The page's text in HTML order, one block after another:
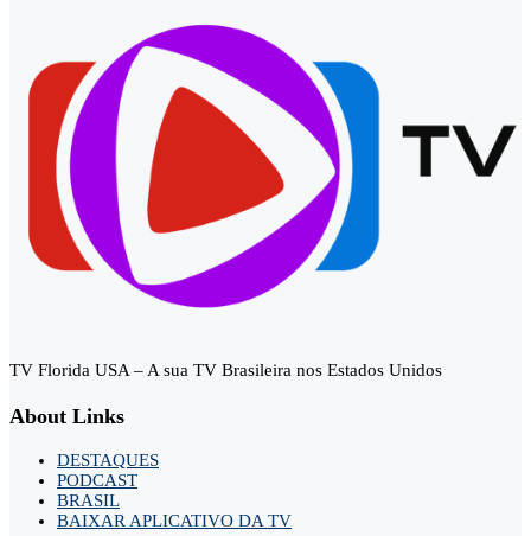
TV Florida USA – A sua TV Brasileira nos Estados Unidos
About Links
DESTAQUES
PODCAST
BRASIL
BAIXAR APLICATIVO DA TV